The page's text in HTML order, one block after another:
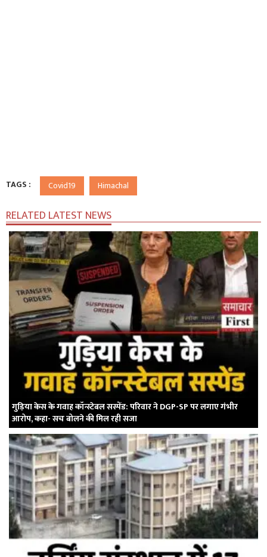
TAGS : Covid19 Himachal
RELATED LATEST NEWS
गुड़िया केस के गवाह कॉन्स्टेबल सस्पेंड: परिवार ने DGP-SP पर लगाए गंभीर
आरोप, कहा- सच बोलने की मिल रही सजा